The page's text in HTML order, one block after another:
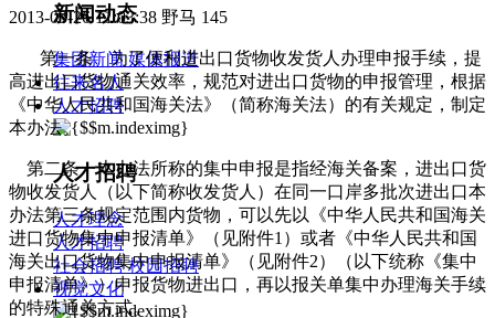
新闻动态
集团新闻 媒体报道
往来名人
人才招聘
人才招聘
人才理念
人才招聘
社会招聘 校园招聘
视觉文化
2013-03-26 11:03:38 野马 145
第一条 为了便利进出口货物收发货人办理申报手续，提
高进出口货物通关效率，规范对进出口货物的申报管理，根据
《中华人民共和国海关法》（简称海关法）的有关规定，制定
本办法。
第二条 本办法所称的集中申报是指经海关备案，进出口货
物收发货人（以下简称收发货人）在同一口岸多批次进出口本
办法第三条规定范围内货物，可以先以《中华人民共和国海关
进口货物集中申报清单》（见附件1）或者《中华人民共和国
海关出口货物集中申报清单》（见附件2）（以下统称《集中
申报清单》）申报货物进出口，再以报关单集中办理海关手续
的特殊通关方式。